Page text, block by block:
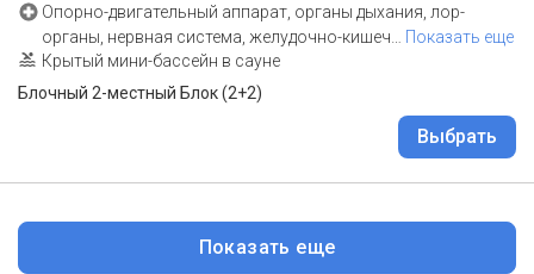
Опорно-двигательный аппарат, органы дыхания, лор-
органы, нервная система, желудочно-кишеч
Показать еще
Крытый мини-бассейн в сауне
Блочный 2-местный Блок (2+2)
Выбрать
Показать еще